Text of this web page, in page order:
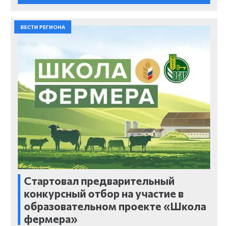
ВЕСТИ РЕГИОНА
Стартовал предварительный
конкурсный отбор на участие в
образовательном проекте «Школа
фермера»